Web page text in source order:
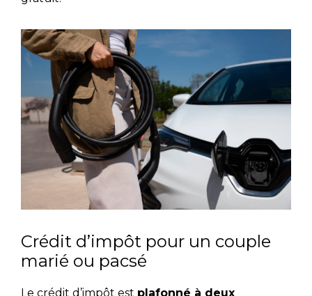
Crédit d’impôt pour un couple
marié ou pacsé
Le crédit d’impôt est plafonné à deux